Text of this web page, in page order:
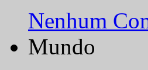
Nenhum
Mundo